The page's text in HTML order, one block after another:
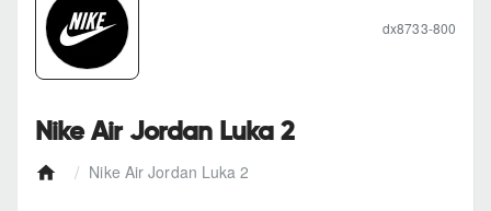
Nike Air Jordan Luka 2
Nike Air Jordan Luka 2
dx8733-800